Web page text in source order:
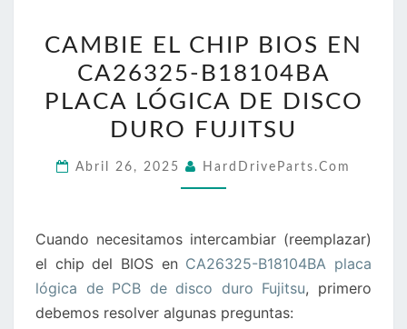
EL
CHIP
BIOS
EN
B18104BA
DE
DISCO
DURO
FUJITSU
CAMBIE EL CHIP BIOS EN
CA26325-B18104BA
PLACA LÓGICA DE DISCO
DURO FUJITSU
Abril 26, 2025 HardDriveParts.com
Cuando necesitamos intercambiar (reemplazar)
el chip del BIOS en CA26325-B18104BA placa
lógica de PCB de disco duro Fujitsu, primero
debemos resolver algunas preguntas: